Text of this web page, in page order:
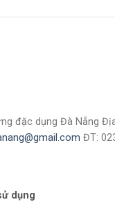
đặc dụng Đà Nẵng
ĐT:
dụng